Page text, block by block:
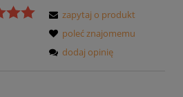
zapytaj o produkt
poleć znajomemu
dodaj opinię